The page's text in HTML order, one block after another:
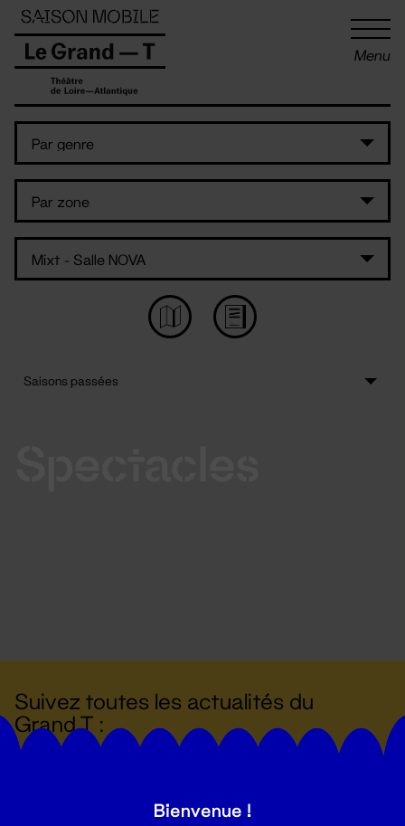
Menu
Suivez toutes les actualités du
Grand T :
Panneau de gestion des cookies
Bienvenue !